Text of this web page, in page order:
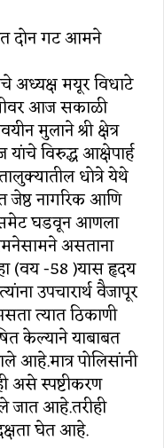
दोन गट आमने
अध्यक्ष मयूर विधाटे
आज सकाळी
मुलाने श्री क्षेत्र
विरुद्ध आक्षेपार्ह
धोत्रे येथे
जेष्ठ नागरिक आणि
समेट घडवून आणला
असताना
(वय -58 )यास हृदय
उपचारार्थ वैजापूर
त्यात ठिकाणी
केल्याने याबाबत
आहे.मात्र पोलिसांनी
असे स्पष्टीकरण
जात आहे.तरीही
घेत आहे.